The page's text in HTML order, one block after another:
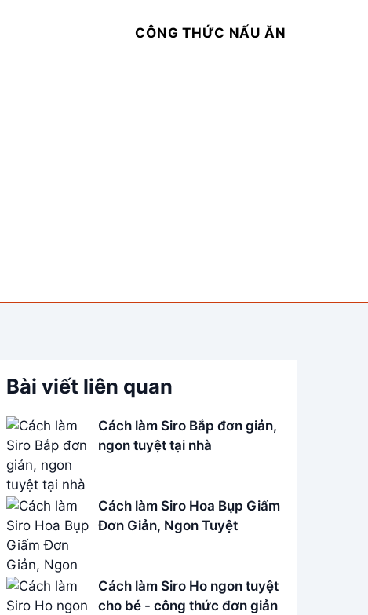
CÔNG THỨC NẤU ĂN
Bài viết liên quan
Cách làm Siro Bắp đơn giản,
ngon tuyệt tại nhà
Cách làm Siro Hoa Bụp Giấm
Đơn Giản, Ngon Tuyệt
Cách làm Siro Ho ngon tuyệt
cho bé - công thức đơn giản